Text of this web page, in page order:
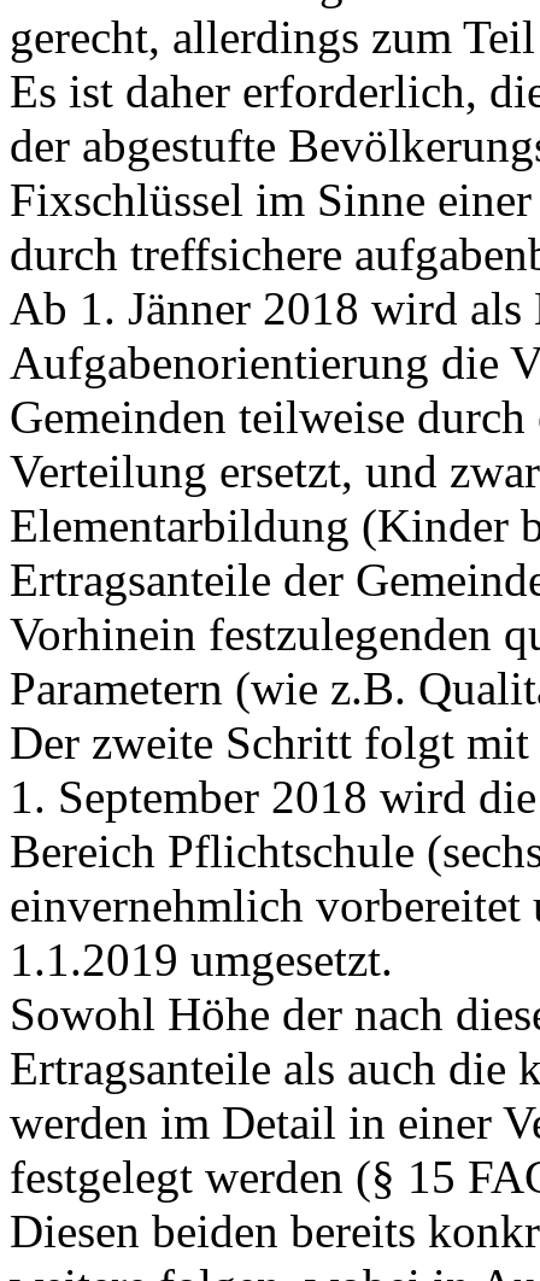
gerecht, allerdings zum
Es ist daher erforderlich,
der abgestufte
Fixschlüssel im Sinne
durch treffsichere
Ab 1. Jänner 2018 wird
Aufgabenorientierung die
Gemeinden teilweise
Verteilung ersetzt, und
Elementarbildung (Kinder
Ertragsanteile der
Vorhinein festzulegenden
Parametern (wie z.B.
Der zweite Schritt folgt
1. September 2018 wird
Bereich Pflichtschule
einvernehmlich
1.1.2019 umgesetzt.
Sowohl Höhe der nach
Ertragsanteile als auch die
werden im Detail in einer
festgelegt werden (§ 15
Diesen beiden bereits